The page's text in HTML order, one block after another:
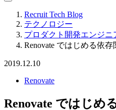
Recruit Tech Blog
テクノロジー
プロダクト開発エンジニ
Renovate ではじめる依
2019.12.10
Renovate
Renovate ではじめ